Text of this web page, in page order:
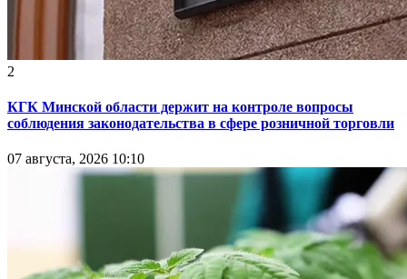
2
КГК Минской области держит на контроле вопросы
соблюдения законодательства в сфере розничной торговли
07 августа, 2026 10:10